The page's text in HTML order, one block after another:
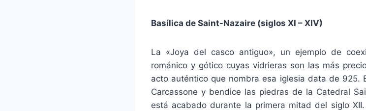
Basílica de Saint-Nazaire (siglos XI – XIV)
La «Joya del casco antiguo», un ejemplo de
románico y gótico cuyas vidrieras son las más
acto auténtico que nombra esa iglesia data de 925.
Carcassone y bendice las piedras de la Catedral
está acabado durante la primera mitad del siglo